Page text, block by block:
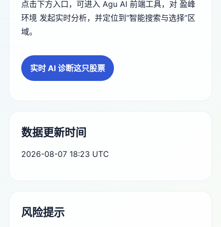
点击下方入口，可进入 Agu AI 前端工具，对 盈峰
环境 发起实时分析，并定位到“智能搜索与选择”区
域。
实时 AI 诊断这只股票
数据更新时间
2026-08-07 18:23 UTC
风险提示